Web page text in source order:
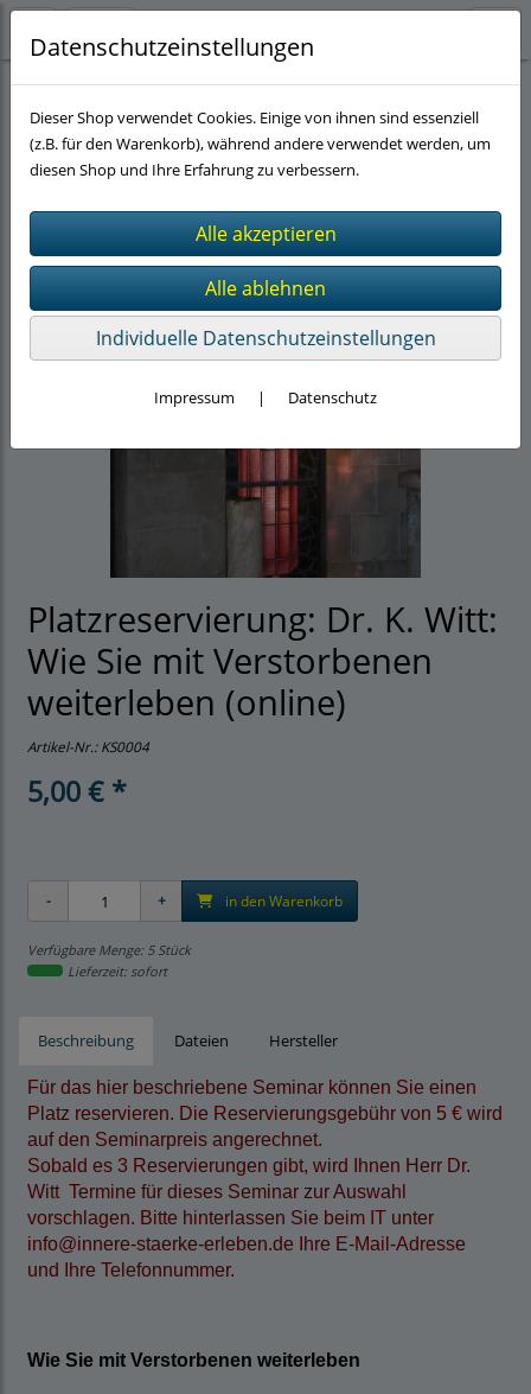
Stress und Verluste bewältigen Verlusterfahrungen(5)
Platzreservierung: Dr. K. Witt:
Wie Sie mit Verstorbenen
weiterleben (online)
Artikel-Nr.:KS0004
5,00 € *
in den Warenkorb
Verfügbare Menge: 5 Stück
Lieferzeit: sofort
Beschreibung Dateien Hersteller
Für das hier beschriebene Seminar können Sie einen
Platz reservieren. Die Reservierungsgebühr von 5 € wird
auf den Seminarpreis angerechnet.
Sobald es 3 Reservierungen gibt, wird Ihnen Herr Dr.
Witt Termine für dieses Seminar zur Auswahl
vorschlagen. Bitte hinterlassen Sie beim IT unter
info@innere-staerke-erleben.de Ihre E-Mail-Adresse
und Ihre Telefonnummer.
Wie Sie mit Verstorbenen weiterleben
Datenschutzeinstellungen
Dieser Shop verwendet Cookies. Einige von ihnen sind essenziell
(z.B. für den Warenkorb), während andere verwendet werden, um
diesen Shop und Ihre Erfahrung zu verbessern.
Individuelle Datenschutzeinstellungen
Impressum | Datenschutz